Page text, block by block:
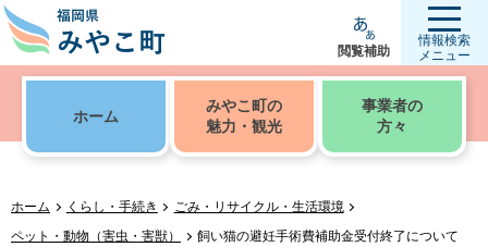
閲覧補助
情報検索
メニュー
ホーム
みやこ町の
魅力・観光
事業者の
方々
ホーム くらし・手続き
ごみ・リサイクル・生活環境
ペット・動物（害虫・害獣）
飼い猫の避妊手術費補助金受付終了について